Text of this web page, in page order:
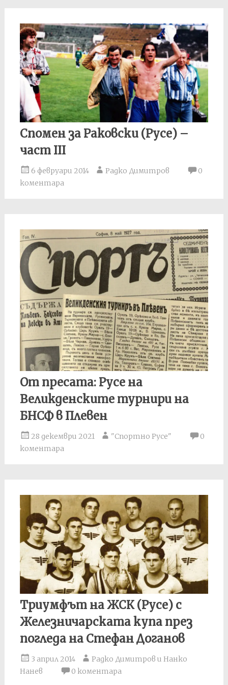
Спомен за Раковски (Русе) –
част III
6 февруари 2014 Радко Димитров
0
коментара
От пресата: Русе на
Великденските турнири на
БНСФ в Плевен
28 декември 2021 "Спортно Русе"
0
коментара
Триумфът на ЖСК (Русе) с
Железничарската купа през
погледа на Стефан Доганов
3 април 2014
Радко Димитров и Нанко
Нанев
0 коментара